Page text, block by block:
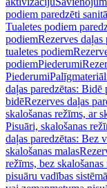
podiem paredzēti
Tualetes podiem
podiemRezerves daļas
tualetes podiem
podiemPiederumi
Piederumi
daļas paredzētas:
bidēRezerves daļas
skalošanas režīms, ar
Pisuāri, skalošanas
daļas paredzētas: Bez
skalošanas malas
režīms, bez skalošanas
pisuāru vadības